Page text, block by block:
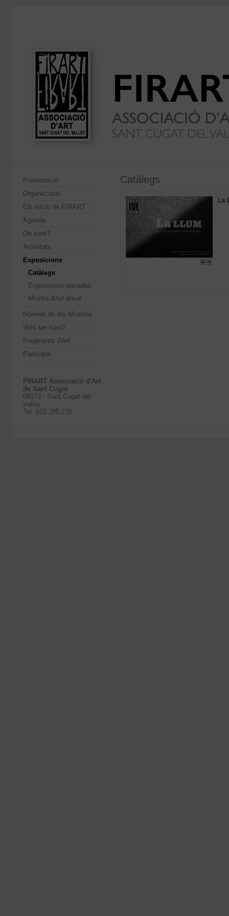
Presentació
Organització
Els inicis de FIRART
Agenda
On som?
Activitats
Exposicions
Catàlegs
Exposicions pasades
Mostra d'Art anual
Normes de les Mostres
Vols ser soci?
Fragments d'Art
Participa!
FIRART Associació d'Art
de Sant Cugat
08173 - Sant Cugat del
Vallès
Tel. 623 285 235
Catàlegs
La